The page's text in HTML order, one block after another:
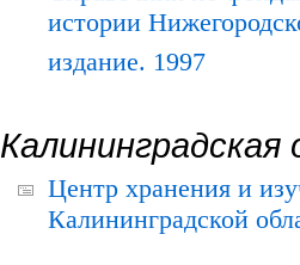
истории
издание. 1997
Калининградская
Центр хранения и
Калининградской